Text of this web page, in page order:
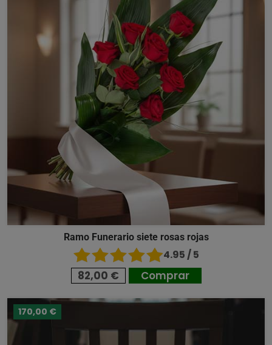
Ramo Funerario siete rosas rojas
4.95 / 5
82,00 € Comprar
170,00 €